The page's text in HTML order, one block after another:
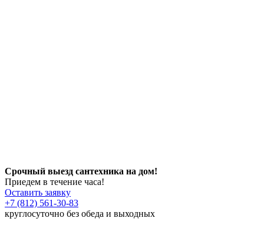
Срочный выезд сантехника на дом!
Приедем в течение часа!
Оставить заявку
+7 (812) 561-30-83
круглосуточно без обеда и выходных